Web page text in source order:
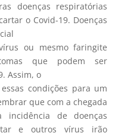
doenças respiratórias
o Covid-19. Doenças
ou mesmo faringite
que podem ser
Assim, o
condições para um
que com a chegada
de doenças
e outros vírus irão